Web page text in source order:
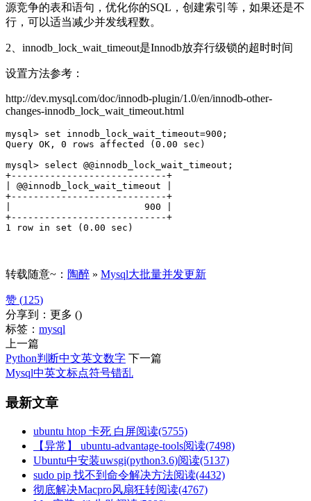
源竞争的表和语句，优化你的SQL，创建索引等，如果还是不
行，可以适当减少并发线程数。
2、innodb_lock_wait_timeout是Innodb放弃行级锁的超时时间
设置方法参考：
http://dev.mysql.com/doc/innodb-plugin/1.0/en/innodb-other-
changes-innodb_lock_wait_timeout.html
mysql> set innodb_lock_wait_timeout=900;
Query OK, 0 rows affected (0.00 sec)
mysql> select @@innodb_lock_wait_timeout;
+----------------------------+
| @@innodb_lock_wait_timeout |
+----------------------------+
|                        900 |
+----------------------------+
1 row in set (0.00 sec)
转载随意~： 陶醉 » Mysql大批量并发更新
赞 (125)
分享到： 更多 ()
标签： mysql
上一篇
Python判断中文英文数字 下一篇
Mysql中英文标点符号错乱
最新文章
ubuntu htop 卡死 白屏阅读(5755)
【异常】 ubuntu-advantage-tools阅读(7498)
Ubuntu中安装uwsgi(python3.6)阅读(5137)
sudo pip 找不到命令解决方法阅读(4432)
彻底解决Macpro风扇狂转阅读(4767)